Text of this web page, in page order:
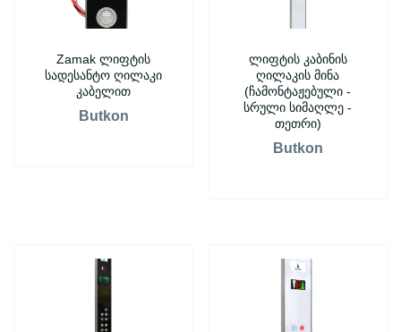
Zamak ლიფტის
სადესანტო ღილაკი
კაბელით
Butkon
ლიფტის კაბინის
ღილაკის მინა
(ჩამონტაჟებული -
სრული სიმაღლე -
თეთრი)
Butkon